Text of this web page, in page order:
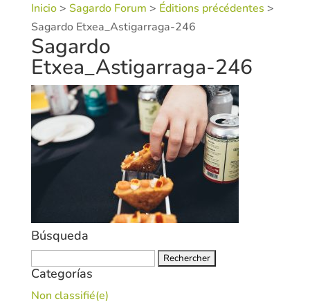
Inicio> Sagardo Forum > Éditions précédentes >
Sagardo Etxea_Astigarraga-246
Sagardo
Etxea_Astigarraga-246
Búsqueda
Categorías
Non classifié(e)